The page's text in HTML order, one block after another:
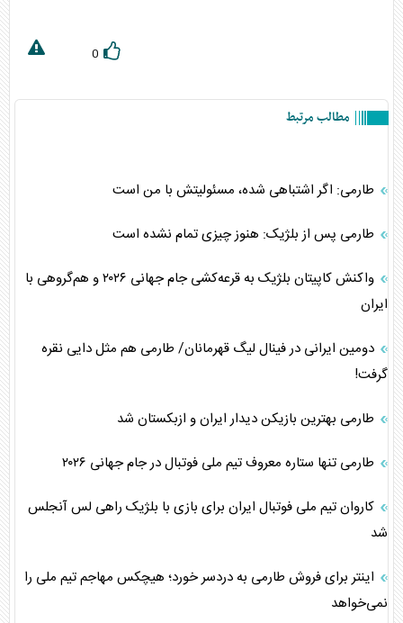
0
مطالب مرتبط
طارمی: اگر اشتباهی شده، مسئولیتش با من است
طارمی پس از بلژیک: هنوز چیزی تمام نشده است
واکنش کاپیتان بلژیک به قرعه‌کشی جام جهانی ۲۰۲۶ و هم‌گروهی با
ایران
دومین ایرانی در فینال لیگ قهرمانان/ طارمی هم مثل دایی نقره
گرفت!
طارمی بهترین بازیکن دیدار ایران و ازبکستان شد
طارمی تنها ستاره معروف تیم ملی فوتبال در جام جهانی ۲۰۲۶
کاروان تیم ملی فوتبال ایران برای بازی با بلژیک راهی لس آنجلس
شد
اینتر برای فروش طارمی به دردسر خورد؛ هیچکس مهاجم تیم ملی را
نمی‌خواهد